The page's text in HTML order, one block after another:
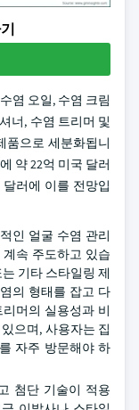
염 오일, 수염 크림
너, 수염 트리머 및
품으로 세분화됩니
약 22억 미국 달러
러에 이를 전망입
인 얼굴 수염 관리
속 주도하고 있습
기타 스타일링 제
의 형태를 잡고 다
머의 실용성과 비
으며, 사용자는 집
자주 방문해야 하
첨단 기술이 적용